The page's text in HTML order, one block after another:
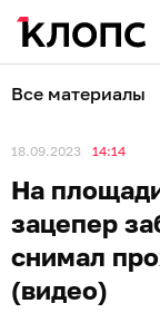
Все материалы
18.09.2023 14:14
На
зацепер
снимал
(видео)